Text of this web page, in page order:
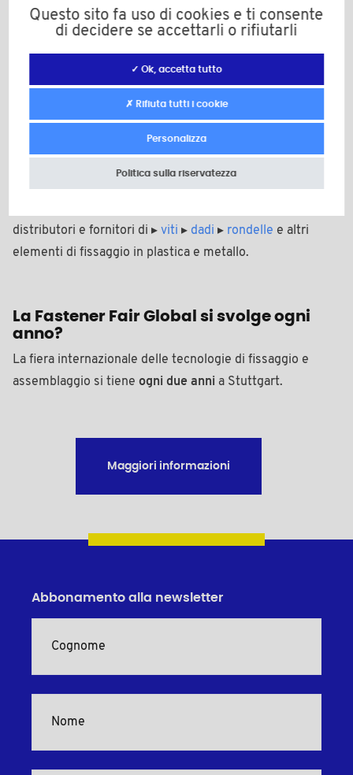
Martedì 6 aprile 2027, dalle 9.00 alle 18.00;
Giovedì 8 aprile 2027, dalle 9.00 alle 16.00.
Quali aziende espongono alla Fastener
Fair?
Alla Fastener Fair Global esporranno aziende specializzate
distributori e fornitori di ▸ viti ▸ dadi ▸ rondelle e altri
elementi di fissaggio in plastica e metallo.
La Fastener Fair Global si svolge ogni
anno?
La fiera internazionale delle tecnologie di fissaggio e
assemblaggio si tiene ogni due anni a Stuttgart.
Maggiori informazioni
Abbonamento alla newsletter
Questo sito fa uso di cookies e ti consente
di decidere se accettarli o rifiutarli
✓ Ok, accetta tutto
✗ Rifiuta tutti i cookie
Personalizza
Politica sulla riservatezza